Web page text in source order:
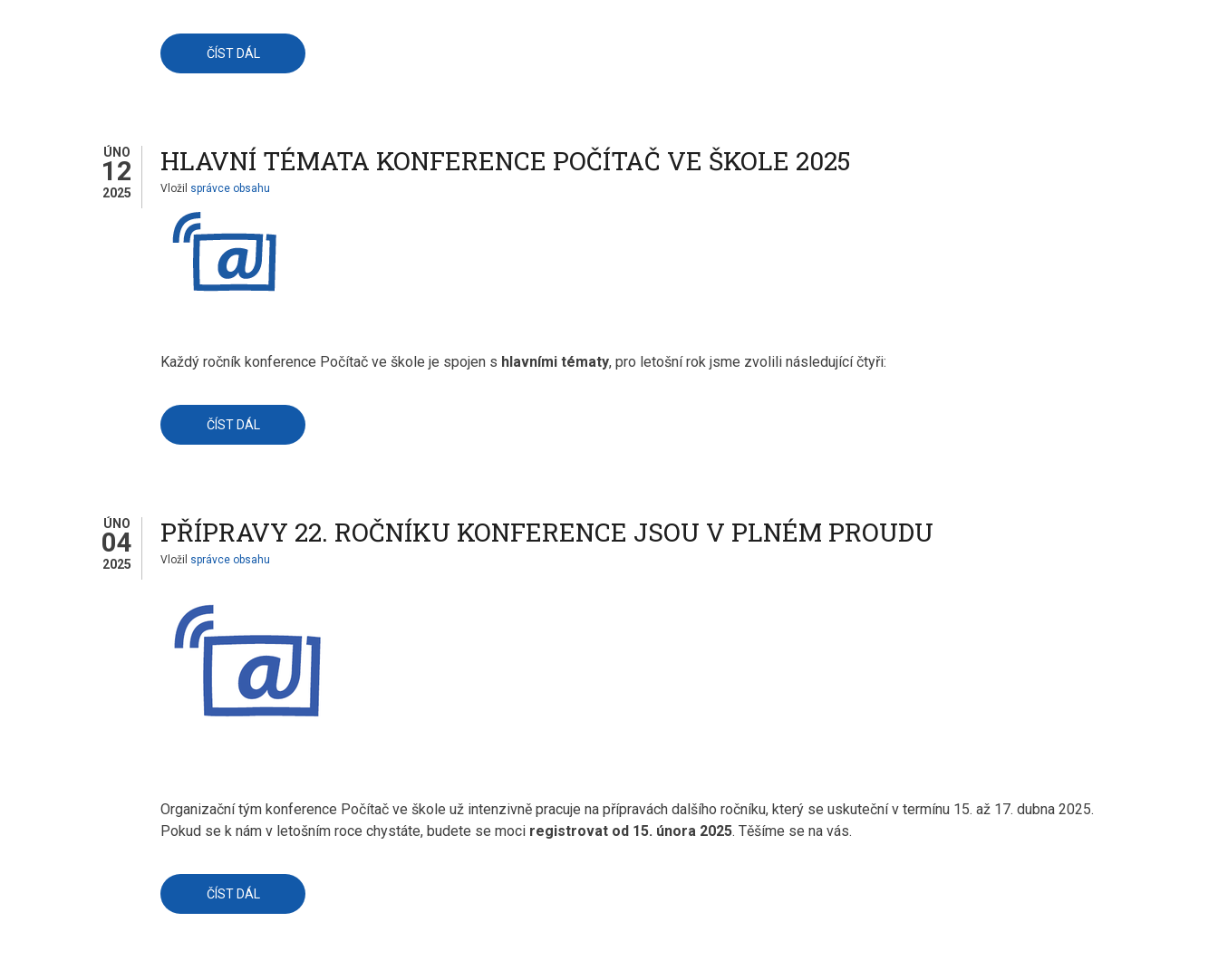
ČÍST DÁL
ZAHÁJENA
ŠKOLE
2025
ÚNO
12
2025
HLAVNÍ TÉMATA KONFERENCE POČÍTAČ VE ŠKOLE 2025
Vložil správce obsahu
Každý ročník konference Počítač ve škole je spojen s hlavními tématy, pro letošní rok jsme zvolili následující čtyři:
ČÍST DÁL
HLAVNÍ
ÚNO
04
2025
PŘÍPRAVY 22. ROČNÍKU KONFERENCE JSOU V PLNÉM PROUDU
Vložil správce obsahu
Organizační tým konference Počítač ve škole už intenzivně pracuje na přípravách dalšího ročníku, který se uskuteční v termínu 15. až 17. dubna 2025.
Pokud se k nám v letošním roce chystáte, budete se moci registrovat od 15. února 2025. Těšíme se na vás.
ČÍST DÁL
PŘÍPRAVY